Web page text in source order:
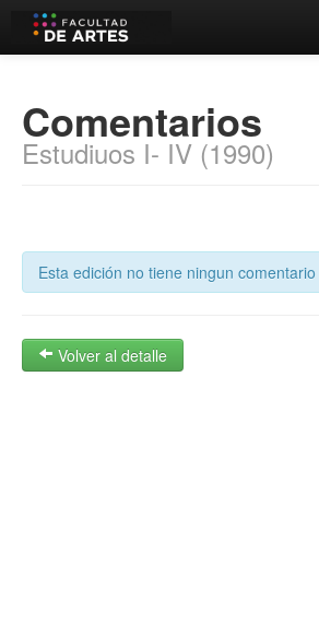
Búsqueda Avanzada
Estantes Virtuales
Contacto
Comentarios
Estudiuos I- IV (1990)
Esta edición no tiene ningun comentario
Volver al detalle